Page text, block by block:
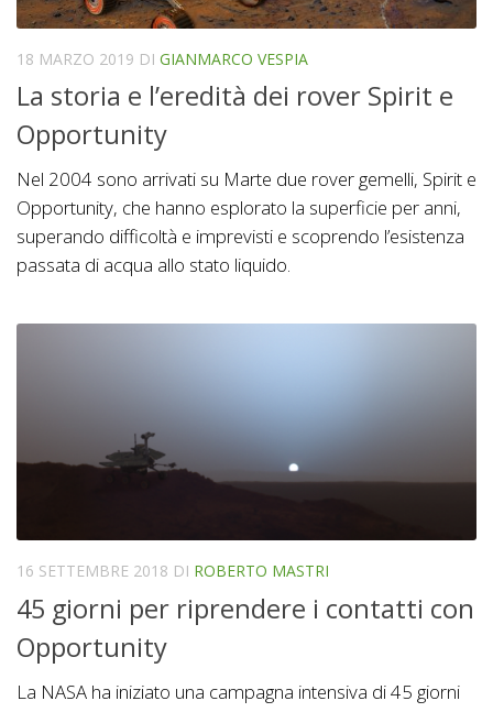
18 MARZO 2019 DI GIANMARCO VESPIA
La storia e l’eredità dei rover Spirit e
Opportunity
Nel 2004 sono arrivati su Marte due rover gemelli, Spirit e
Opportunity, che hanno esplorato la superficie per anni,
superando difficoltà e imprevisti e scoprendo l’esistenza
passata di acqua allo stato liquido.
16 SETTEMBRE 2018 DI ROBERTO MASTRI
45 giorni per riprendere i contatti con
Opportunity
La NASA ha iniziato una campagna intensiva di 45 giorni